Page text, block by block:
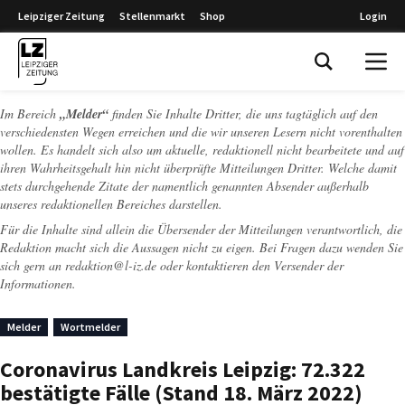
Leipziger Zeitung Stellenmarkt Shop Login
Im Bereich „Melder“ finden Sie Inhalte Dritter, die uns tagtäglich auf den
verschiedensten Wegen erreichen und die wir unseren Lesern nicht vorenthalten
wollen. Es handelt sich also um aktuelle, redaktionell nicht bearbeitete und auf
ihren Wahrheitsgehalt hin nicht überprüfte Mitteilungen Dritter. Welche damit
stets durchgehende Zitate der namentlich genannten Absender außerhalb
unseres redaktionellen Bereiches darstellen.
Für die Inhalte sind allein die Übersender der Mitteilungen verantwortlich, die
Redaktion macht sich die Aussagen nicht zu eigen. Bei Fragen dazu wenden Sie
sich gern an redaktion@l-iz.de oder kontaktieren den Versender der
Informationen.
Melder Wortmelder
Coronavirus Landkreis Leipzig: 72.322
bestätigte Fälle (Stand 18. März 2022)